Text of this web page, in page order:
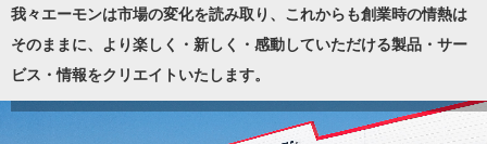
我々エーモンは市場の変化を読み取り、これからも創業時の情熱は
そのままに、より楽しく・新しく・感動していただける製品・サー
ビス・情報をクリエイトいたします。